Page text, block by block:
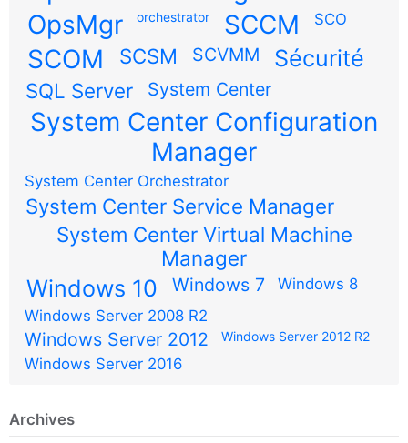
OpsMgr
orchestrator SCCM SCO
SCOM SCSM SCVMM Sécurité
SQL Server System Center
System Center Configuration
Manager
System Center Orchestrator
System Center Service Manager
System Center Virtual Machine
Manager
Windows 10 Windows 7
Windows 8
Windows Server 2008 R2
Windows Server 2012 Windows Server 2012 R2
Windows Server 2016
Archives